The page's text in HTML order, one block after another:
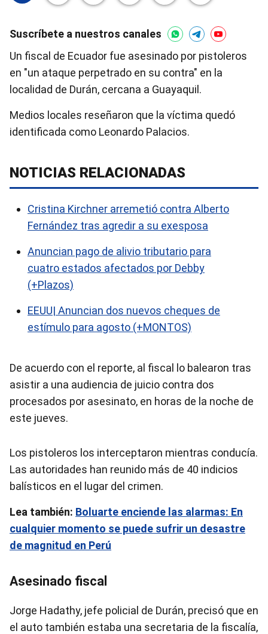
Suscríbete a nuestros canales
Un fiscal de Ecuador fue asesinado por pistoleros
en "un ataque perpetrado en su contra" en la
localidad de Durán, cercana a Guayaquil.
Medios locales reseñaron que la víctima quedó
identificada como Leonardo Palacios.
NOTICIAS RELACIONADAS
Cristina Kirchner arremetió contra Alberto
Fernández tras agredir a su exesposa
Anuncian pago de alivio tributario para
cuatro estados afectados por Debby
(+Plazos)
EEUU| Anuncian dos nuevos cheques de
estímulo para agosto (+MONTOS)
De acuerdo con el reporte, al fiscal lo balearon tras
asistir a una audiencia de juicio contra dos
procesados por asesinato, en horas de la noche de
este jueves.
Los pistoleros los interceptaron mientras conducía.
Las autoridades han reunido más de 40 indicios
balísticos en el lugar del crimen.
Lea también: Boluarte enciende las alarmas: En
cualquier momento se puede sufrir un desastre
de magnitud en Perú
Asesinado fiscal
Jorge Hadathy, jefe policial de Durán, precisó que en
el auto también estaba una secretaria de la fiscalía,